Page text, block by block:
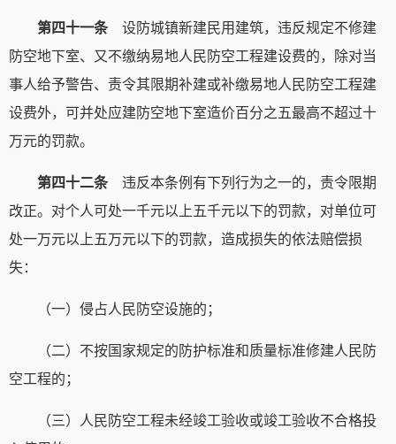
第四十一条 设防城镇新建民用建筑，违反规定不修建
防空地下室、又不缴纳易地人民防空工程建设费的，除对当
事人给予警告、责令其限期补建或补缴易地人民防空工程建
设费外，可并处应建防空地下室造价百分之五最高不超过十
万元的罚款。
第四十二条 违反本条例有下列行为之一的，责令限期
改正。对个人可处一千元以上五千元以下的罚款，对单位可
处一万元以上五万元以下的罚款，造成损失的依法赔偿损
失：
（一）侵占人民防空设施的；
（二）不按国家规定的防护标准和质量标准修建人民防
空工程的；
（三）人民防空工程未经竣工验收或竣工验收不合格投